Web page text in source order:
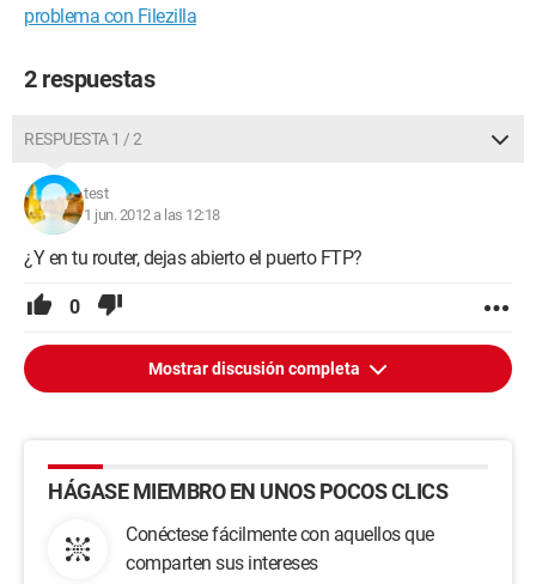
problema con Filezilla
2 respuestas
RESPUESTA 1 / 2
test
1 jun. 2012 a las 12:18
¿Y en tu router, dejas abierto el puerto FTP?
0
Mostrar discusión completa
HÁGASE MIEMBRO EN UNOS POCOS CLICS
Conéctese fácilmente con aquellos que
comparten sus intereses